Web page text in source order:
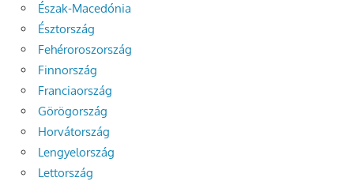
Észak-Macedónia
Észtország
Fehéroroszország
Finnország
Franciaország
Görögország
Horvátország
Lengyelország
Lettország